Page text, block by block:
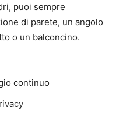
puoi sempre
di parete, un angolo
o un balconcino.
continuo